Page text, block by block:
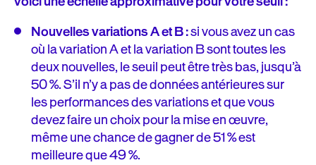
Nouvelles variations A et B :si vous avez un cas
où la variation A et la variation B sont toutes les
deux nouvelles, le seuil peut être très bas, jusqu’à
50 %. S’il n’y a pas de données antérieures sur
les performances des variations et que vous
devez faire un choix pour la mise en œuvre,
même une chance de gagner de 51 % est
meilleure que 49 %.